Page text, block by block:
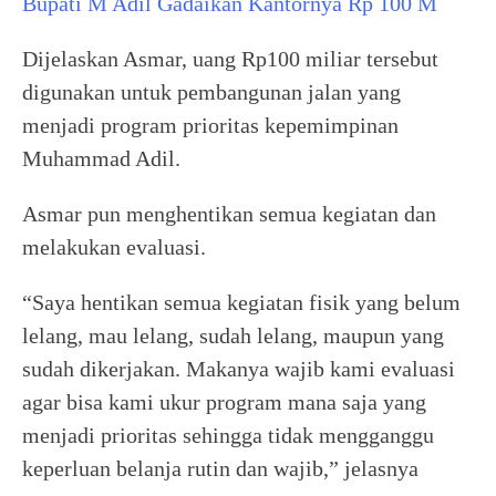
Dijelaskan Asmar, uang Rp100 miliar tersebut
digunakan untuk pembangunan jalan yang
menjadi program prioritas kepemimpinan
Muhammad Adil.
Asmar pun menghentikan semua kegiatan dan
melakukan evaluasi.
“Saya hentikan semua kegiatan fisik yang belum
lelang, mau lelang, sudah lelang, maupun yang
sudah dikerjakan. Makanya wajib kami evaluasi
agar bisa kami ukur program mana saja yang
menjadi prioritas sehingga tidak mengganggu
keperluan belanja rutin dan wajib,” jelasnya